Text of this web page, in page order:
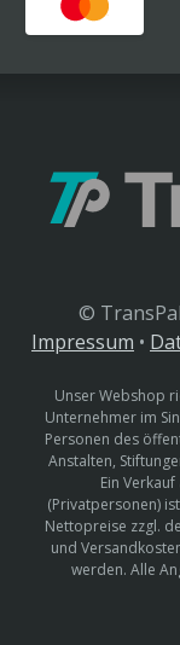
©
Impressum •
Unser Webshop
Unternehmer im
Personen des
Anstalten,
Ein
(Privatpersonen)
Nettopreise zzgl.
und
werden. Alle